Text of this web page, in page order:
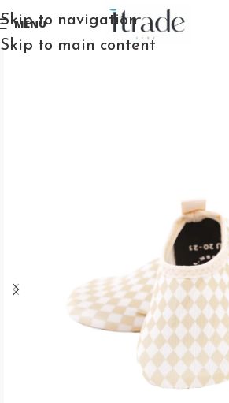
Skip to navigation
Skip to main content
MENU